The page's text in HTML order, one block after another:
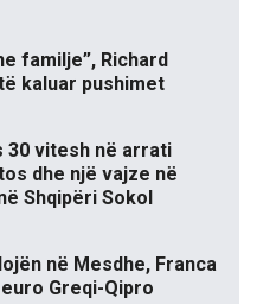
familje”, Richard
kaluar pushimet
30 vitesh në arrati
dhe një vajze në
Shqipëri Sokol
në Mesdhe, Franca
Greqi-Qipro